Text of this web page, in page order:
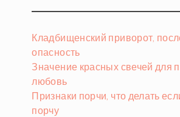
Кладбищенский приворот,
опасность
Значение красных свечей для
любовь
Признаки порчи, что делать
порчу